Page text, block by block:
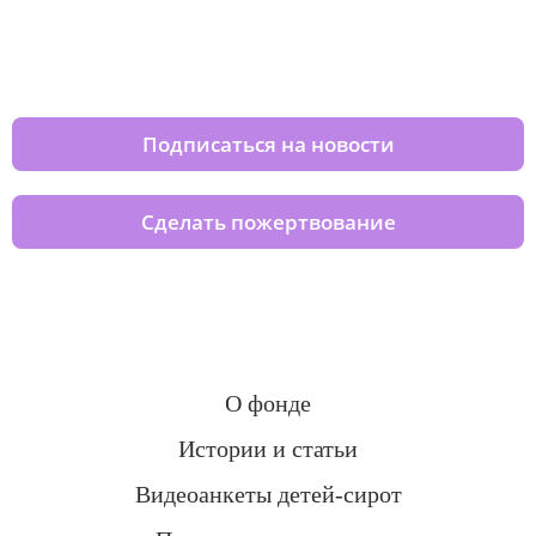
Подписаться на новости
Сделать пожертвование
О фонде
Истории и статьи
Видеоанкеты детей-сирот